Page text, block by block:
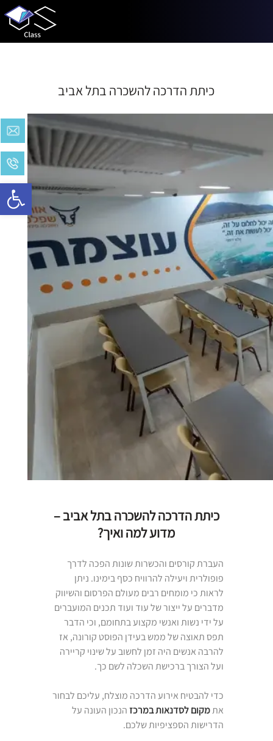
Open toolbar
כיתת הדרכה להשכרה בתל אביב
כיתת הדרכה להשכרה בתל אביב –
מדוע למה ואיך?
העברת קורסים והכשרות שונות הפכה לדרך
פופולרית ויעילה להרוויח כסף בימינו. ניתן
לראות כי מומחים רבים מעולם הפרסום והשיווק
מדברים על ייצור של עוד ועוד תכנים המועברים
על ידי נשות ואנשי מקצוע בתחומם, וכי הדבר
תפס תאוצה של ממש בעידן הפוסט קורונה, אז
להרבה אנשים היה זמן לחשוב על שינוי קריירה
ועל הצורך ברכישת השכלה לשם כך.
כדי להבטיח אירוע הדרכה מוצלח, עליכם לבחור
אתמקום לסדנאות במרכזהנכון העונה על
הדרישות הספציפיות שלכם.